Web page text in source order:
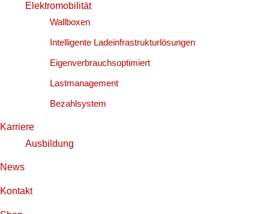
Elektromobilität
Wallboxen
Intelligente Ladeinfrastrukturlösungen
Eigenverbrauchsoptimiert
Lastmanagement
Bezahlsystem
Karriere
Ausbildung
News
Kontakt